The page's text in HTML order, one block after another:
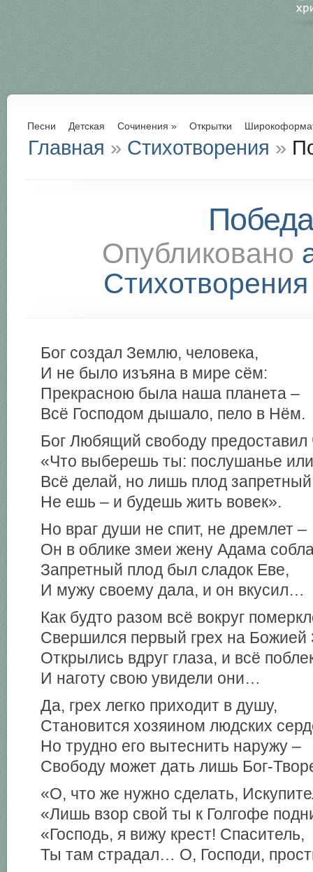
Песни Детская Сочинения » Открытки
Главная » Стихотворения »
Опубликовано
Стихотворения
Бог создал Землю, человека,
И не было изъяна в мире сём:
Прекрасною была наша планета –
Всё Господом дышало, пело в Нём.
Бог Любящий свободу предоставил
«Что выберешь ты: послушанье
Всё делай, но лишь плод запретный
Не ешь – и будешь жить вовек».
Но враг души не спит, не дремлет –
Он в облике змеи жену Адама
Запретный плод был сладок Еве,
И мужу своему дала, и он вкусил…
Как будто разом всё вокруг
Свершился первый грех на Божией
Открылись вдруг глаза, и всё
И наготу свою увидели они…
Да, грех легко приходит в душу,
Становится хозяином людских
Но трудно его вытеснить наружу –
Свободу может дать лишь Бог-
«О, что же нужно сделать,
«Лишь взор свой ты к Голгофе
«Господь, я вижу крест! Спаситель,
Ты там страдал… О, Господи,